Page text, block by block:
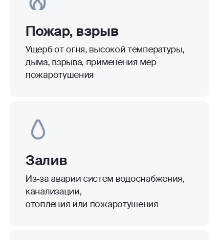
Пожар, взрыв
Ущерб от огня, высокой температуры,
дыма, взрыва, применения мер
пожаротушения
Залив
Из-за аварии систем водоснабжения,
канализации,
отопления или пожаротушения